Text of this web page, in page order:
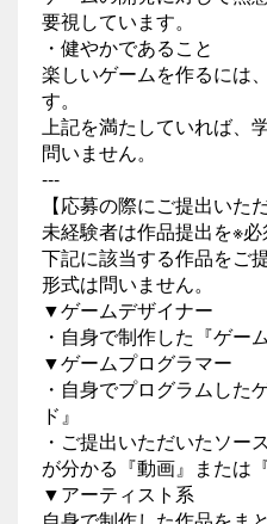
要視しています。
・健やかであること
楽しいゲームを作るには
す。
上記を満たしていれば、
問いません。
---
【応募の際にご提出いた
未経験者は作品提出を※必
下記に該当する作品をご
形式は問いません。
▼ゲームデザイナー
・自身で制作した『ゲー
▼ゲームプログラマー
・自身でプログラムした
ド』
・ご提出いただいたソー
が分かる『動画』または
▼アーティスト系